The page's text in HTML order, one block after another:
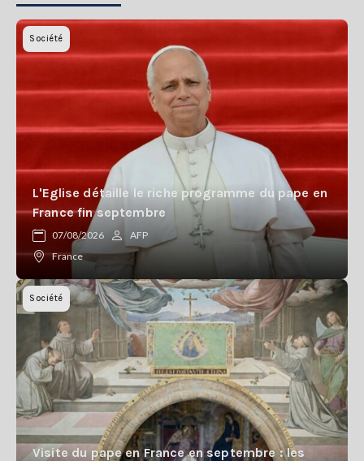
Société
L'Eglise détaille le riche programme du pape en
France fin septembre
07/08/2026
AFP
France
Société
Visite du pape en France en septembre : les